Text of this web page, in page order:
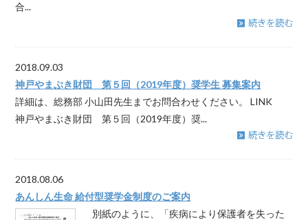
合...
2018.09.03
神戸やまぶき財団 第５回（2019年度）奨学生 募集案内
詳細は、総務部 小山田先生までお問合わせください。 LINK
神戸やまぶき財団 第５回（2019年度）奨...
2018.08.06
あんしん生命 給付型奨学金制度のご案内
別紙のように、「疾病により保護者を失った